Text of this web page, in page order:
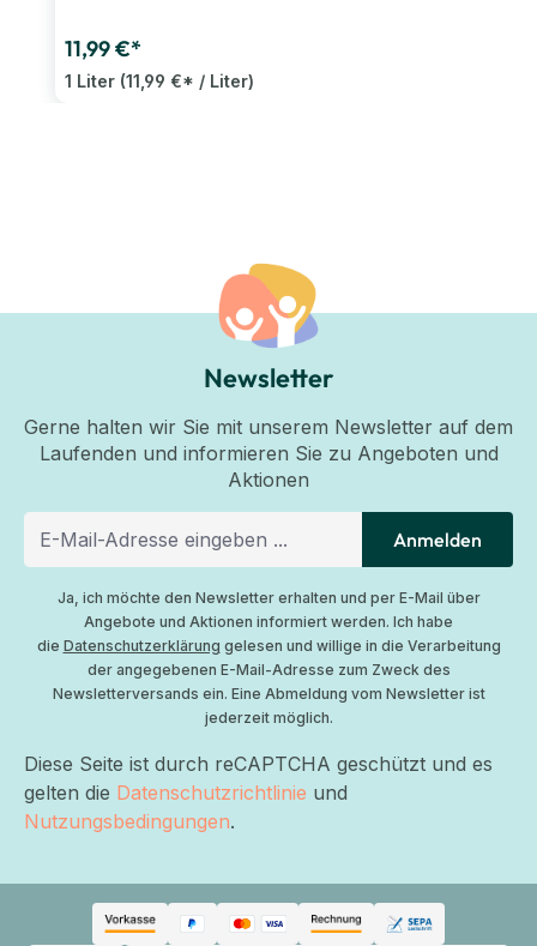
11,99 €*
1 Liter (11,99 €* / Liter)
Newsletter
Gerne halten wir Sie mit unserem Newsletter auf dem
Laufenden und informieren Sie zu Angeboten und
Aktionen
Anmelden
Ja, ich möchte den Newsletter erhalten und per E-Mail über
Angebote und Aktionen informiert werden. Ich habe
die Datenschutzerklärung gelesen und willige in die Verarbeitung
der angegebenen E-Mail-Adresse zum Zweck des
Newsletterversands ein. Eine Abmeldung vom Newsletter ist
jederzeit möglich.
Diese Seite ist durch reCAPTCHA geschützt und es
gelten die Datenschutzrichtlinie und
Nutzungsbedingungen.